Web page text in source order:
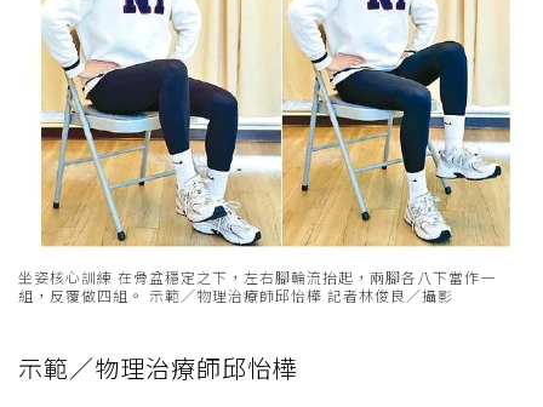
坐姿核心訓練 在骨盆穩定之下，左右腳輪流抬起，兩腳各八下當作一
組，反覆做四組。 示範／物理治療師邱怡樺 記者林俊良／攝影
示範／物理治療師邱怡樺